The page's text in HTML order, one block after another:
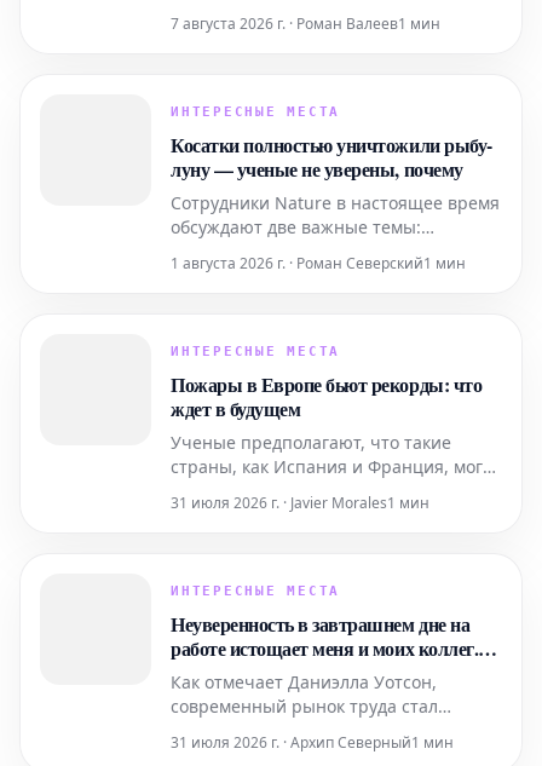
понимание эрозионной мощи воды.
7 августа 2026 г. · Роман Валеев1 мин
ИНТЕРЕСНЫЕ МЕСТА
Косатки полностью уничтожили рыбу-
луну — ученые не уверены, почему
Сотрудники Nature в настоящее время
обсуждают две важные темы:
в Амазонии и интригующее видео,
полностью расчленяют рыбу-луну,
исследователей.
1 августа 2026 г. · Роман Северский1 мин
ИНТЕРЕСНЫЕ МЕСТА
Пожары в Европе бьют рекорды: что
ждет в будущем
Ученые предполагают, что такие
страны, как Испания и Франция, могут
все больше напоминающими
созданию жарких и сухих условий.
31 июля 2026 г. · Javier Morales1 мин
ИНТЕРЕСНЫЕ МЕСТА
Неуверенность в завтрашнем дне на
работе истощает меня и моих коллег.
Это наша вина или состояние
экономики?
Как отмечает Даниэлла Уотсон,
современный рынок труда стал
даже выдающихся академических
31 июля 2026 г. · Архип Северный1 мин